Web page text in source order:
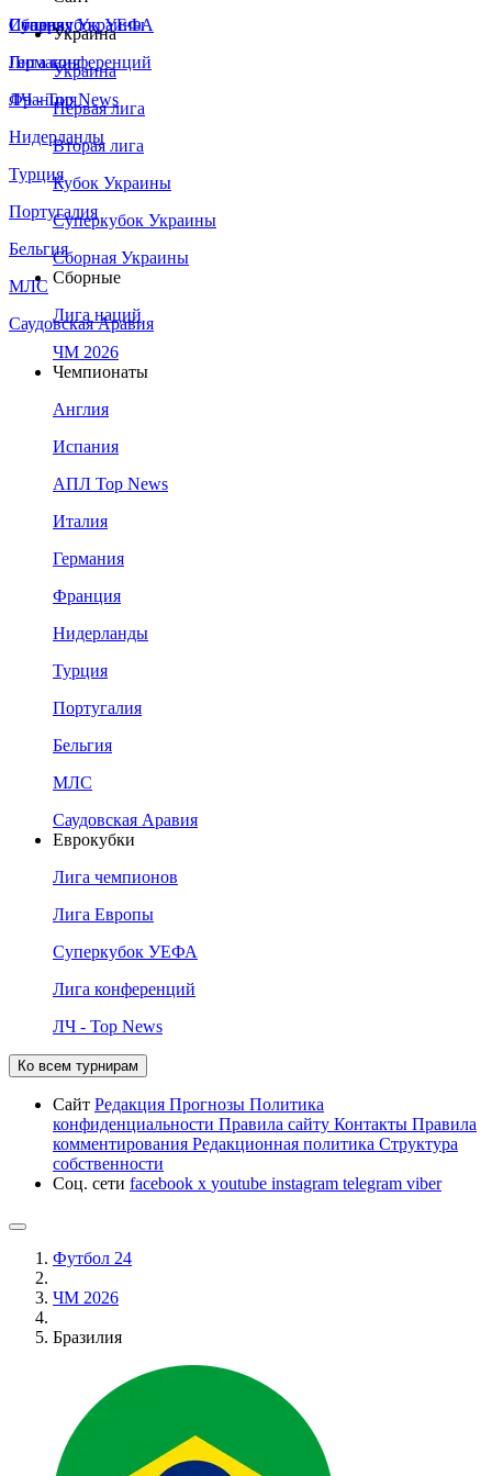
Сборная Украины
Италия
Германия
Франция
Нидерланды
Турция
Португалия
Бельгия
МЛС
Саудовская Аравия
Суперкубок УЕФА
Лига конференций
ЛЧ - Top News
Украина
Украина
Первая лига
Вторая лига
Кубок Украины
Суперкубок Украины
Сборная Украины
Сборные
Лига наций
ЧМ 2026
Чемпионаты
Англия
Испания
АПЛ Top News
Италия
Германия
Франция
Нидерланды
Турция
Португалия
Бельгия
МЛС
Саудовская Аравия
Еврокубки
Лига чемпионов
Лига Европы
Суперкубок УЕФА
Лига конференций
ЛЧ - Top News
Ко всем турнирам
Сайт Редакция Прогнозы Политика
конфиденциальности Правила сайту Контакты Правила
комментирования Редакционная политика Структура
собственности
Соц. сети facebook x youtube instagram telegram viber
Футбол 24
ЧМ 2026
Бразилия